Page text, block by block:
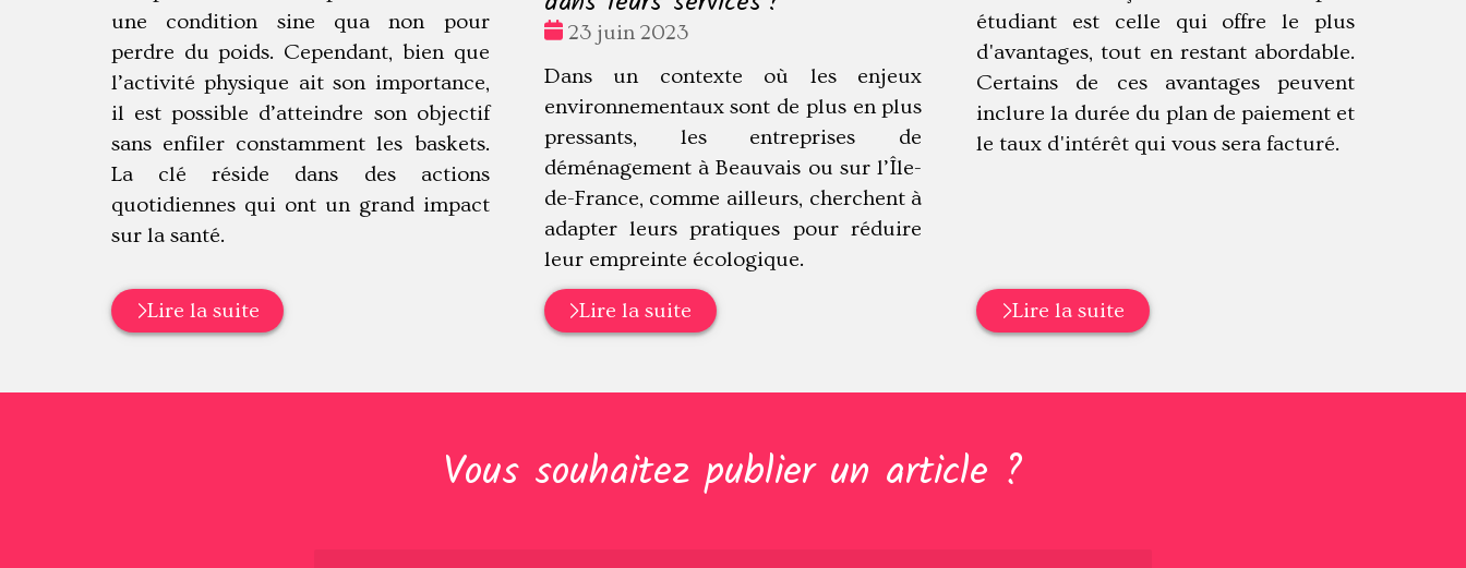
une condition sine qua non pour
perdre du poids. Cependant, bien que
l’activité physique ait son importance,
il est possible d’atteindre son objectif
sans enfiler constamment les baskets.
La clé réside dans des actions
quotidiennes qui ont un grand impact
sur la santé.
Lire la suite
Date
23 juin 2023
Dans un contexte où les enjeux
environnementaux sont de plus en plus
pressants, les entreprises de
déménagement à Beauvais ou sur l’Île-
de-France, comme ailleurs, cherchent à
adapter leurs pratiques pour réduire
leur empreinte écologique.
Lire la suite
étudiant est celle qui offre le plus
d'avantages, tout en restant abordable.
Certains de ces avantages peuvent
inclure la durée du plan de paiement et
le taux d'intérêt qui vous sera facturé.
Lire la suite
Vous souhaitez publier un article ?